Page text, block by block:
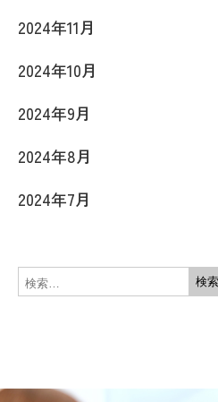
2024年11月
2024年10月
2024年9月
2024年8月
2024年7月